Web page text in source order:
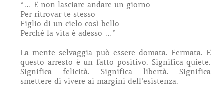
“… E non lasciare andare un giorno
Per ritrovar te stesso
Figlio di un cielo così bello
Perché la vita è adesso …”
La mente selvaggia può essere domata. Fermata. E
questo arresto è un fatto positivo. Significa quiete.
Significa felicità. Significa libertà. Significa
smettere di vivere ai margini dell’esistenza.